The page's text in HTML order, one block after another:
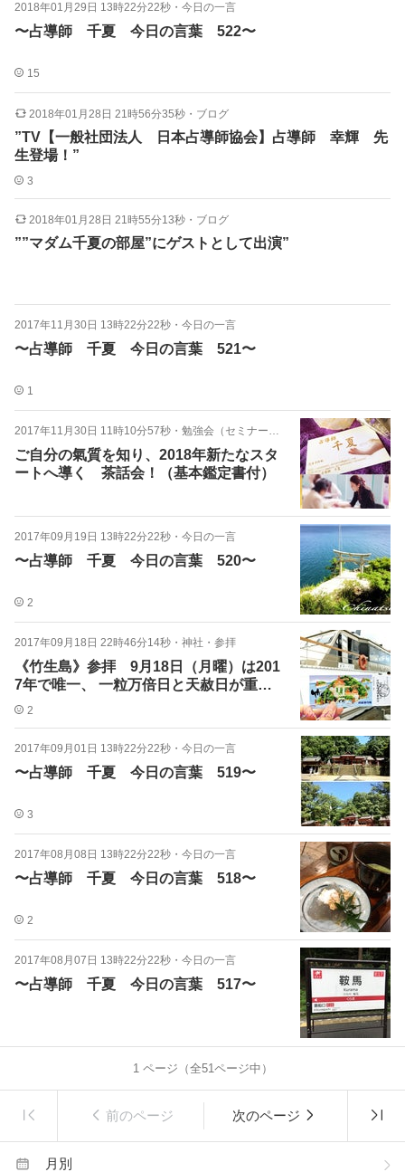
2018年01月29日 13時22分22秒 ・ 今日の一言
〜占導師 千夏 今日の言葉 522〜
15
2018年01月28日 21時56分35秒 ・ ブログ
”TV【一般社団法人 日本占導師協会】占導師 幸輝 先
生登場！”
3
2018年01月28日 21時55分13秒 ・ ブログ
””マダム千夏の部屋”にゲストとして出演”
2017年11月30日 13時22分22秒 ・ 今日の一言
〜占導師 千夏 今日の言葉 521〜
1
2017年11月30日 11時10分57秒 ・ 勉強会（セミナー）お知らせ
ご自分の氣質を知り、2018年新たなスタ
ートへ導く 茶話会！（基本鑑定書付）
2017年09月19日 13時22分22秒 ・ 今日の一言
〜占導師 千夏 今日の言葉 520〜
2
2017年09月18日 22時46分14秒 ・ 神社・参拝
《竹生島》参拝 9月18日（月曜）は201
7年で唯一、 一粒万倍日と天赦日が重な
る日
2
2017年09月01日 13時22分22秒 ・ 今日の一言
〜占導師 千夏 今日の言葉 519〜
3
2017年08月08日 13時22分22秒 ・ 今日の一言
〜占導師 千夏 今日の言葉 518〜
2
2017年08月07日 13時22分22秒 ・ 今日の一言
〜占導師 千夏 今日の言葉 517〜
1ページ（全51ページ中）
前のページ 次のページ
月別